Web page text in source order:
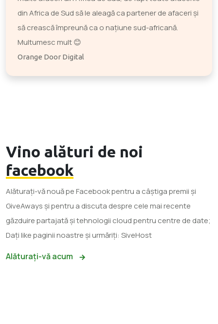
din Africa de Sud să le aleagă ca partener de afaceri și
să crească împreună ca o națiune sud-africană.
Multumesc mult 😊
Orange Door Digital
Vino alături de noi
facebook
Alăturați-vă nouă pe Facebook pentru a câștiga premii și
GiveAways și pentru a discuta despre cele mai recente
găzduire partajată și tehnologii cloud pentru centre de date;
Dați like paginii noastre și urmăriți: SiveHost
Alăturați-vă acum